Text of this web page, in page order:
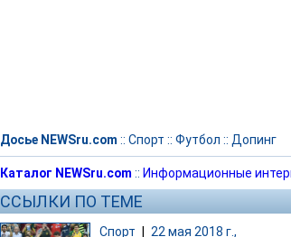
Досье NEWSru.com :: Спорт :: Футбол :: Допинг
Каталог NEWSru.com :: Информационные
ССЫЛКИ ПО ТЕМЕ
Спорт 22 мая 2018 г.,